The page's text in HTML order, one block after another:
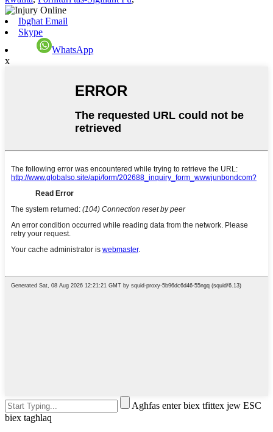
Ibgħat Email
Skype
WhatsApp
x
Agħfas enter biex tfittex jew ESC
biex tagħlaq